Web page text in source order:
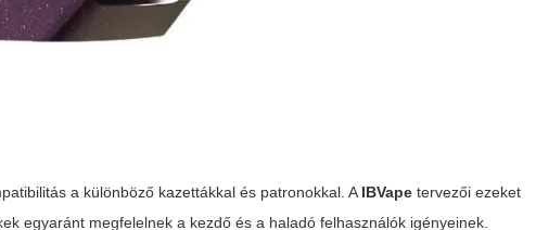
a különböző kazettákkal és patronokkal. AIBVape tervezői ezeket
egyaránt megfelelnek a kezdő és a haladó felhasználók igényeinek.